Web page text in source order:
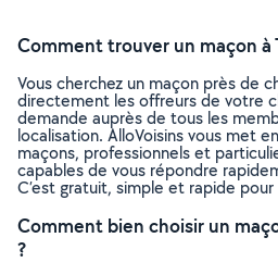
Comment trouver un maçon à
Vous cherchez un maçon près de
directement les offreurs de votre
demande auprès de tous les
localisation. AlloVoisins vous met
maçons, professionnels et
capables de vous répondre
C’est gratuit, simple et rapide
Comment bien choisir un
?